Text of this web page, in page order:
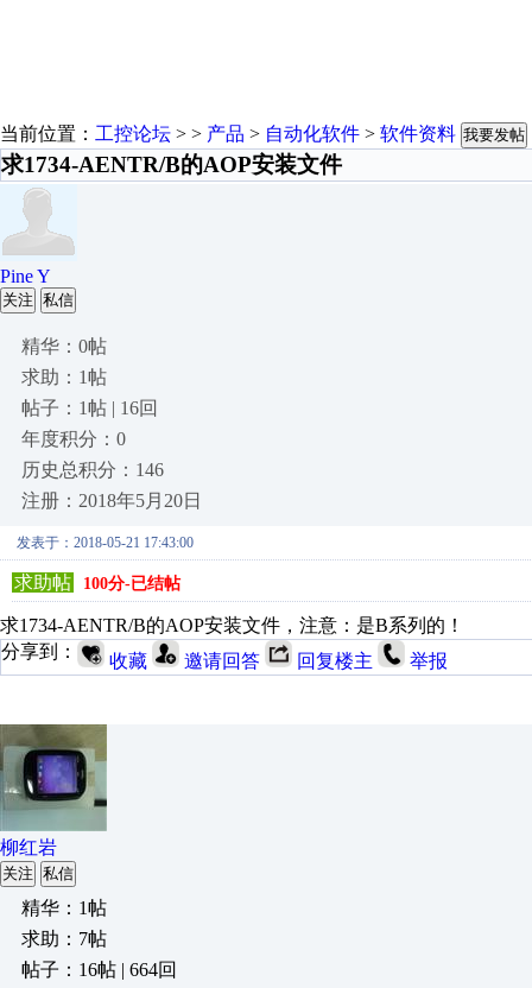
当前位置： 工控论坛 > > 产品 > 自动化软件 > 软件资料 我要发帖
求1734-AENTR/B的AOP安装文件
Pine Y
关注 私信
精华：0帖
求助：1帖
帖子：1帖 | 16回
年度积分：0
历史总积分：146
注册：2018年5月20日
发表于：2018-05-21 17:43:00
求助帖 100分-已结帖
求1734-AENTR/B的AOP安装文件，注意：是B系列的！
分享到：
收藏 邀请回答 回复楼主 举报
柳红岩
关注 私信
精华：1帖
求助：7帖
帖子：16帖 | 664回